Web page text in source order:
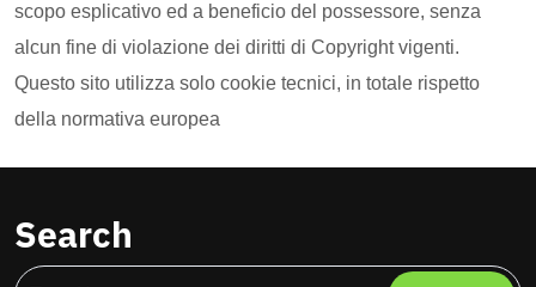
scopo esplicativo ed a beneficio del possessore, senza
alcun fine di violazione dei diritti di Copyright vigenti.
Questo sito utilizza solo cookie tecnici, in totale rispetto
della normativa europea
Search